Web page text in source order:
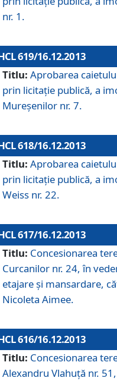
nr. 1.
619/16.12.2013
Titlu: Aprobarea
prin licitaţie publică, a
Mureşenilor nr. 7.
618/16.12.2013
Titlu: Aprobarea
prin licitaţie publică, a
Weiss nr. 22.
617/16.12.2013
Titlu: Concesionarea
Curcanilor nr. 24, în
etajare şi mansardare,
Nicoleta Aimee.
616/16.12.2013
Titlu: Concesionarea
Alexandru Vlahuţă nr.